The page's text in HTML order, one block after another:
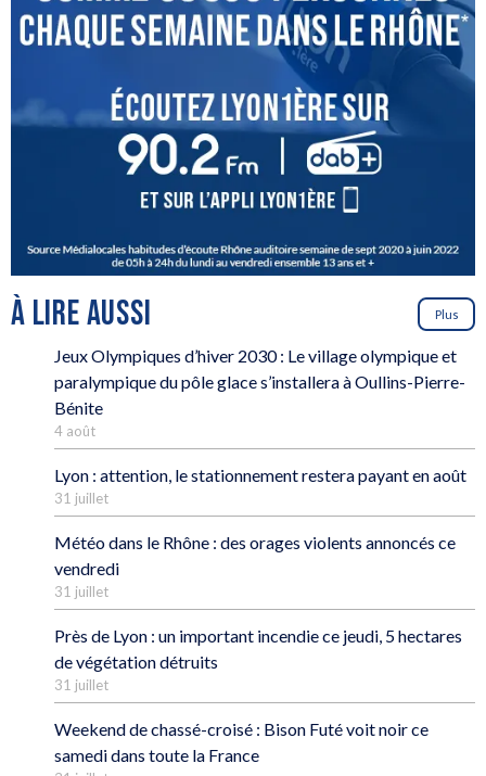
À LIRE AUSSI Plus
Jeux Olympiques d’hiver 2030 : Le village olympique et
paralympique du pôle glace s’installera à Oullins-Pierre-
Bénite
4 août
Lyon : attention, le stationnement restera payant en août
31 juillet
Météo dans le Rhône : des orages violents annoncés ce
vendredi
31 juillet
Près de Lyon : un important incendie ce jeudi, 5 hectares
de végétation détruits
31 juillet
Weekend de chassé-croisé : Bison Futé voit noir ce
samedi dans toute la France